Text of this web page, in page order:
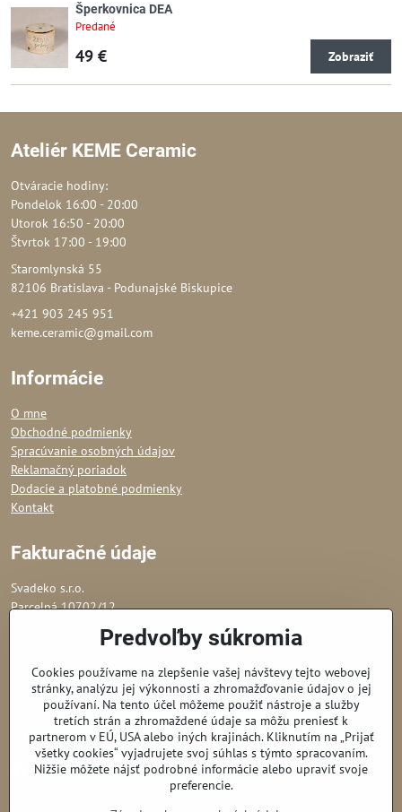
Šperkovnica DEA
Predané
49 € Zobraziť
Ateliér KEME Ceramic
Otváracie hodiny:
Pondelok 16:00 - 20:00
Utorok 16:50 - 20:00
Štvrtok 17:00 - 19:00
Staromlynská 55
82106 Bratislava - Podunajské Biskupice
+421 903 245 951
keme.ceramic@gmail.com
Informácie
O mne
Obchodné podmienky
Spracúvanie osobných údajov
Reklamačný poriadok
Dodacie a platobné podmienky
Kontakt
Fakturačné údaje
Svadeko s.r.o.
Parcelná 10702/12
82106 Bratislava - Podunajské Biskupice
Obchodný register Okresného súdu Bratislava I,
odd. Sro, vl. č.: 150982/B
Sledujte nás
Facebook
Predvoľby súkromia
Cookies používame na zlepšenie vašej návštevy tejto webovej
stránky, analýzu jej výkonnosti a zhromažďovanie údajov o jej
používaní. Na tento účel môžeme použiť nástroje a služby
tretích strán a zhromaždené údaje sa môžu preniesť k
partnerom v EÚ, USA alebo iných krajinách. Kliknutím na „Prijať
všetky cookies“ vyjadrujete svoj súhlas s týmto spracovaním.
Nižšie môžete nájsť podrobné informácie alebo upraviť svoje
preferencie.